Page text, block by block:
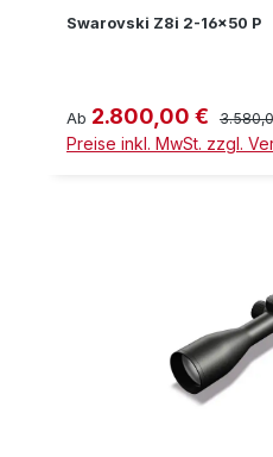
Swarovski Z8i 2-16x50 P
Verkaufspreis:
Ab 2.800,00 €
Preise inkl. MwSt. zzgl.